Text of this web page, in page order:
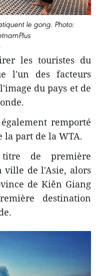
le gong. Photo:
les touristes du
l'un des facteurs
du pays et de
remporté
la part de la WTA.
de première
ville de l'Asie, alors
de Kiên Giang
destination